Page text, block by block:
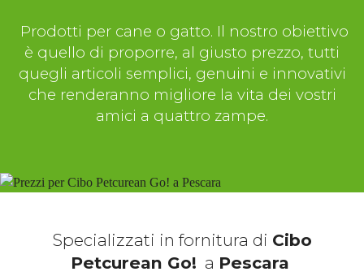
Prodotti per cane o gatto. Il nostro obiettivo
è quello di proporre, al giusto prezzo, tutti
quegli articoli semplici, genuini e innovativi
che renderanno migliore la vita dei vostri
amici a quattro zampe.
Specializzati in fornitura di Cibo
Petcurean Go! a Pescara